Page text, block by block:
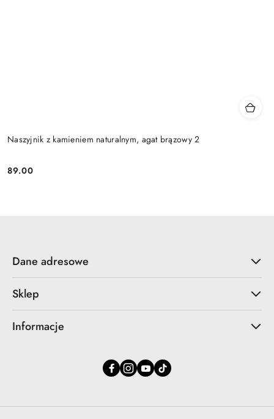
Naszyjnik z kamieniem naturalnym, agat brązowy 2
Cena:
89.00
Dane adresowe
Sklep
Informacje